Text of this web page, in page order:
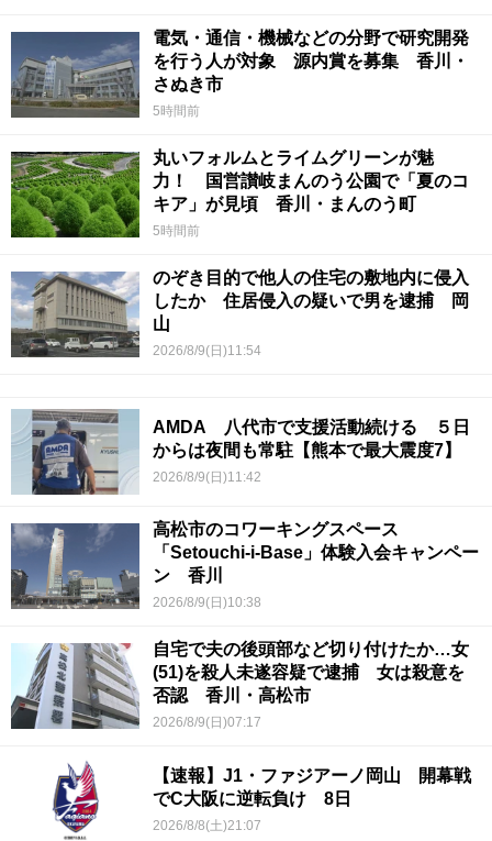
電気・通信・機械などの分野で研究開発
を行う人が対象 源内賞を募集 香川・
さぬき市
5時間前
丸いフォルムとライムグリーンが魅
力！ 国営讃岐まんのう公園で「夏のコ
キア」が見頃 香川・まんのう町
5時間前
のぞき目的で他人の住宅の敷地内に侵入
したか 住居侵入の疑いで男を逮捕 岡
山
2026/8/9(日)11:54
AMDA 八代市で支援活動続ける ５日
からは夜間も常駐【熊本で最大震度7】
2026/8/9(日)11:42
高松市のコワーキングスペース
「Setouchi-i-Base」体験入会キャンペー
ン 香川
2026/8/9(日)10:38
自宅で夫の後頭部など切り付けたか…女
(51)を殺人未遂容疑で逮捕 女は殺意を
否認 香川・高松市
2026/8/9(日)07:17
【速報】J1・ファジアーノ岡山 開幕戦
でC大阪に逆転負け 8日
2026/8/8(土)21:07